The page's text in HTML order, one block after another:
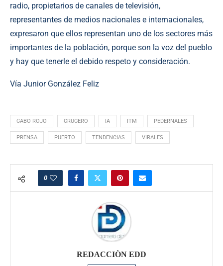
radio, propietarios de canales de televisión,
representantes de medios nacionales e internacionales,
expresaron que ellos representan uno de los sectores más
importantes de la población, porque son la voz del pueblo
y hay que tenerle el debido respeto y consideración.
Vía Junior González Feliz
CABO ROJO CRUCERO IA ITM PEDERNALES
PRENSA PUERTO TENDENCIAS VIRALES
0
REDACCIÒN EDD